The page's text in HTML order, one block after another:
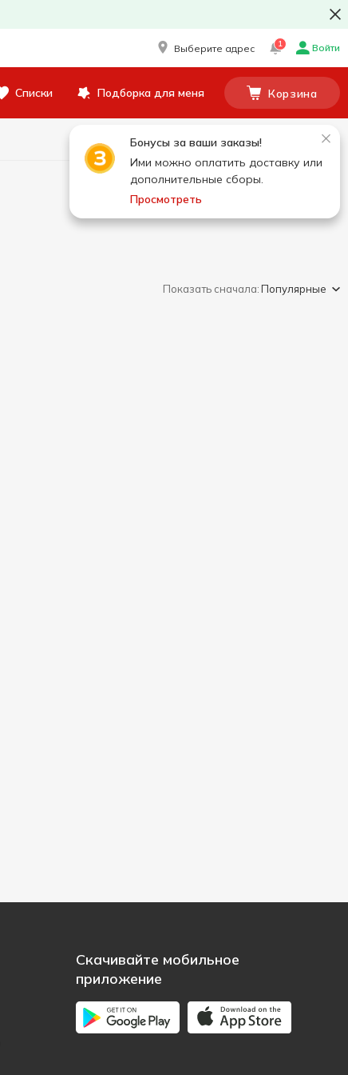
Выберите адрес 1 Войти
Списки Подборка для меня Корзина
Бонусы за ваши заказы!
Ими можно оплатить доставку или
дополнительные сборы.
Просмотреть
Показать сначала:Популярные
Скачивайте мобильное
приложение